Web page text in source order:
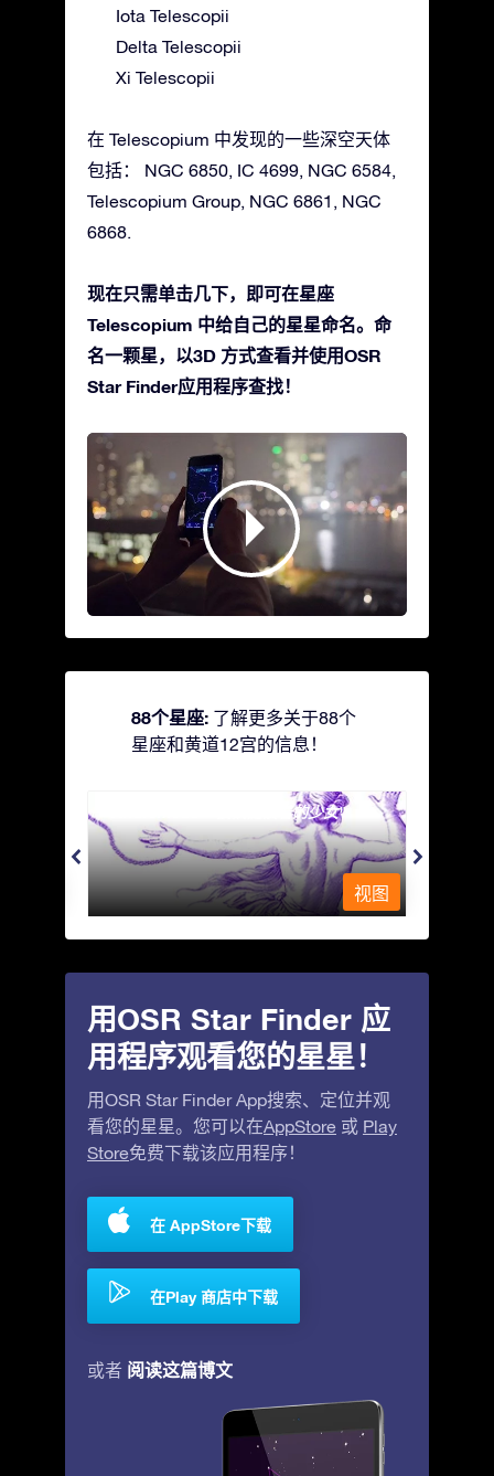
Iota Telescopii
Delta Telescopii
Xi Telescopii
在 Telescopium 中发现的一些深空天体
包括： NGC 6850, IC 4699, NGC 6584,
Telescopium Group, NGC 6861, NGC
6868.
现在只需单击几下，即可在星座
Telescopium 中给自己的星星命名。命
名一颗星，以3D 方式查看并使用OSR
Star Finder应用程序查找！
88个星座: 了解更多关于88个
星座和黄道12宫的信息！
Andromeda - 被铁链锁着的少女
视图
用OSR Star Finder 应
用程序观看您的星星！
用OSR Star Finder App搜索、定位并观
看您的星星。您可以在AppStore 或 Play
Store免费下载该应用程序！
在 AppStore下载
在Play 商店中下载
或者 阅读这篇博文